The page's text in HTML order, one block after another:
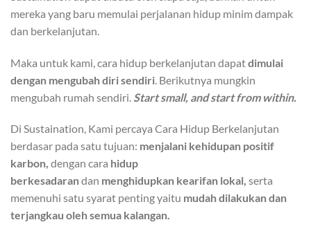
mereka yang baru memulai perjalanan hidup minim dampak
dan berkelanjutan.
Maka untuk kami, cara hidup berkelanjutan dapatdimulai
dengan mengubah diri sendiri . Berikutnya mungkin
mengubah rumah sendiri. Start small, and start from within.
Di Sustaination, Kami percaya Cara Hidup Berkelanjutan
berdasar pada satu tujuan: menjalani kehidupan positif
karbon, dengan cara hidup
berkesadarandan menghidupkan kearifan lokal, serta
memenuhi satu syarat penting yaitu mudah dilakukan dan
terjangkau oleh semua kalangan.